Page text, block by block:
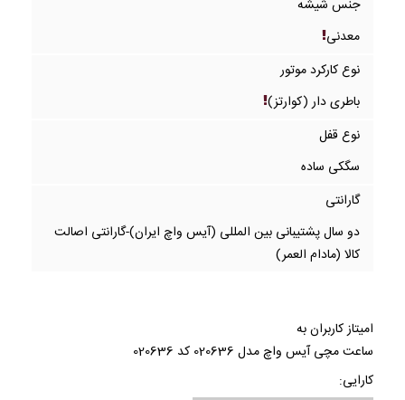
جنس شیشه
معدنی
نوع کارکرد موتور
باطری دار (کوارتز)
نوع قفل
سگکی ساده
گارانتی
دو سال پشتیبانی بین المللی (آیس واچ ایران)-گارانتی اصالت
کالا (مادام العمر)
امیتاز کاربران به
ساعت مچی آیس واچ مدل 020636 کد 020636
کارایی: